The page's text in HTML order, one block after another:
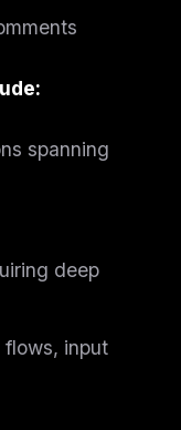
spanning
deep
input